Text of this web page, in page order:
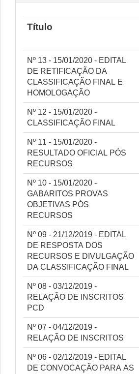
Título
Nº 13 - 15/01/2020 - EDITAL
DE RETIFICAÇÃO DA
CLASSIFICAÇÃO FINAL E
HOMOLOGAÇÃO
Nº 12 - 15/01/2020 -
CLASSIFICAÇÃO FINAL
Nº 11 - 15/01/2020 -
RESULTADO OFICIAL PÓS
RECURSOS
Nº 10 - 15/01/2020 -
GABARITOS PROVAS
OBJETIVAS PÓS
RECURSOS
Nº 09 - 21/12/2019 - EDITAL
DE RESPOSTA DOS
RECURSOS E DIVULGAÇÃO
DA CLASSIFICAÇÃO FINAL
Nº 08 - 03/12/2019 -
RELAÇÃO DE INSCRITOS
PCD
Nº 07 - 04/12/2019 -
RELAÇÃO DE INSCRITOS
Nº 06 - 02/12/2019 - EDITAL
DE CONVOCAÇÃO PARA AS